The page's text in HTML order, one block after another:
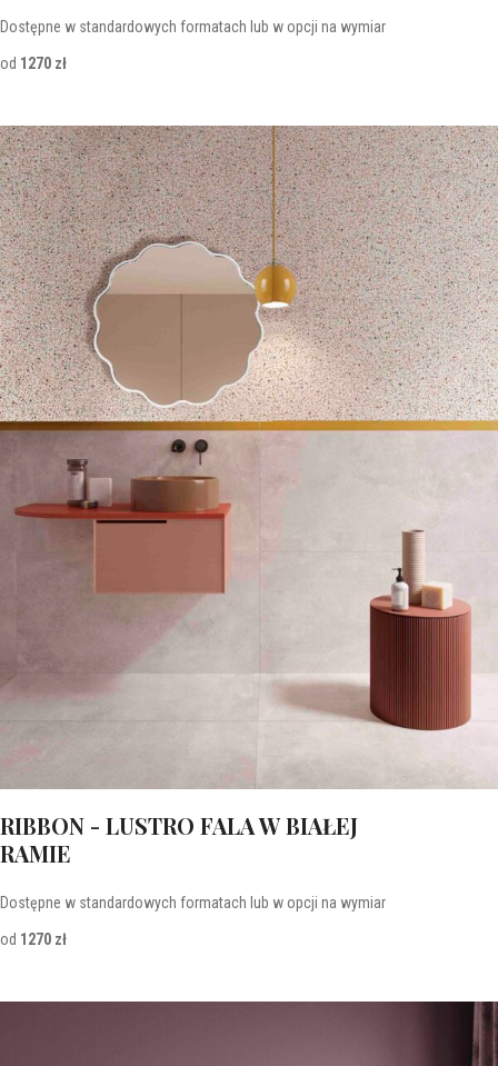
Dostępne w standardowych formatach lub w opcji na wymiar
od 1270 zł
RIBBON - LUSTRO FALA W BIAŁEJ
RAMIE
Dostępne w standardowych formatach lub w opcji na wymiar
od 1270 zł